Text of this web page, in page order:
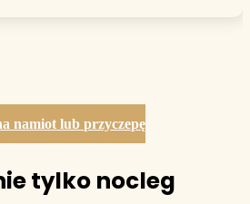
namiot lub przyczepę
tylko nocleg